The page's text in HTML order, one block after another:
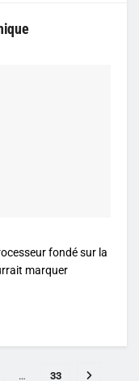
fondé sur la
marquer
… 33